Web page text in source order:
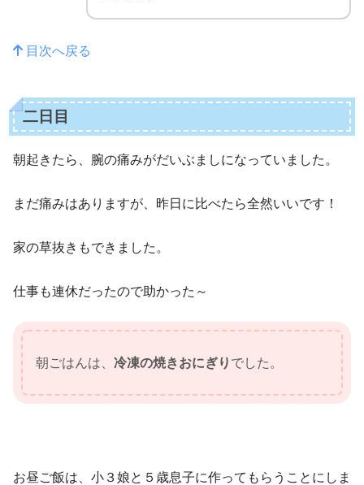
目次へ戻る
二日目
朝起きたら、腕の痛みがだいぶましになっていました。
まだ痛みはありますが、昨日に比べたら全然いいです！
家の草抜きもできました。
仕事も連休だったので助かった～
朝ごはんは、 冷凍の焼きおにぎり でした。
お昼ご飯は、小３娘と５歳息子に作ってもらうことにしま